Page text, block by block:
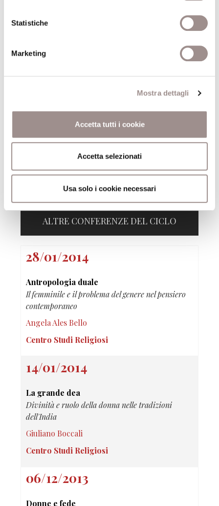
Statistiche
Marketing
Mostra dettagli
Accetta tutti i cookie
Accetta selezionati
Usa solo i cookie necessari
(da C. Militello,
Visibilità e invisibilità delle
femminismo
Donna e teologia.
, Bologna, EDB, 2004, pp.
24-26)*
(*) I titoli contrassegnati con l'asterisco sono disponibili, o in
corso di acquisizione, per la consultazione e il prestito presso
la Biblioteca della Fondazione Collegio San Carlo (lun.-ven. 9-
Presso la sede della Biblioteca, dopo una settimana dalla data
ALTRE CONFERENZE DEL CICLO
28/01/2014
Antropologia duale
Il femminile e il problema del genere nel pensiero
contemporaneo
Angela Ales Bello
Centro Studi Religiosi
14/01/2014
La grande dea
Divinità e ruolo della donna nelle tradizioni
dell'India
Giuliano Boccali
Centro Studi Religiosi
06/12/2013
Donne e fede